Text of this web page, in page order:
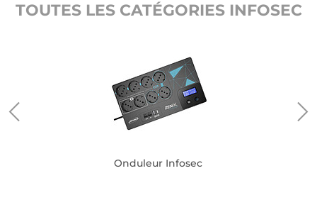
TOUTES LES CATÉGORIES INFOSEC
Onduleur Infosec